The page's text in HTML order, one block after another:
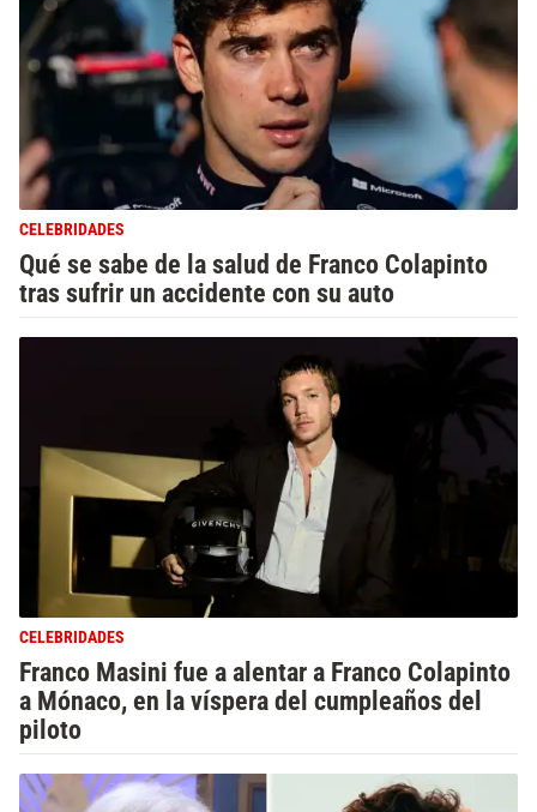
CELEBRIDADES
Qué se sabe de la salud de Franco Colapinto
tras sufrir un accidente con su auto
CELEBRIDADES
Franco Masini fue a alentar a Franco Colapinto
a Mónaco, en la víspera del cumpleaños del
piloto